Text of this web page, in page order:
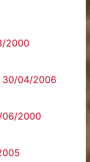
2000
30/04/2006
06/2000